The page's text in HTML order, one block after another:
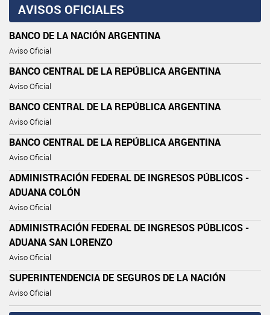
AVISOS OFICIALES
BANCO DE LA NACIÓN ARGENTINA
Aviso Oficial
BANCO CENTRAL DE LA REPÚBLICA ARGENTINA
Aviso Oficial
BANCO CENTRAL DE LA REPÚBLICA ARGENTINA
Aviso Oficial
BANCO CENTRAL DE LA REPÚBLICA ARGENTINA
Aviso Oficial
ADMINISTRACIÓN FEDERAL DE INGRESOS PÚBLICOS -
ADUANA COLÓN
Aviso Oficial
ADMINISTRACIÓN FEDERAL DE INGRESOS PÚBLICOS -
ADUANA SAN LORENZO
Aviso Oficial
SUPERINTENDENCIA DE SEGUROS DE LA NACIÓN
Aviso Oficial